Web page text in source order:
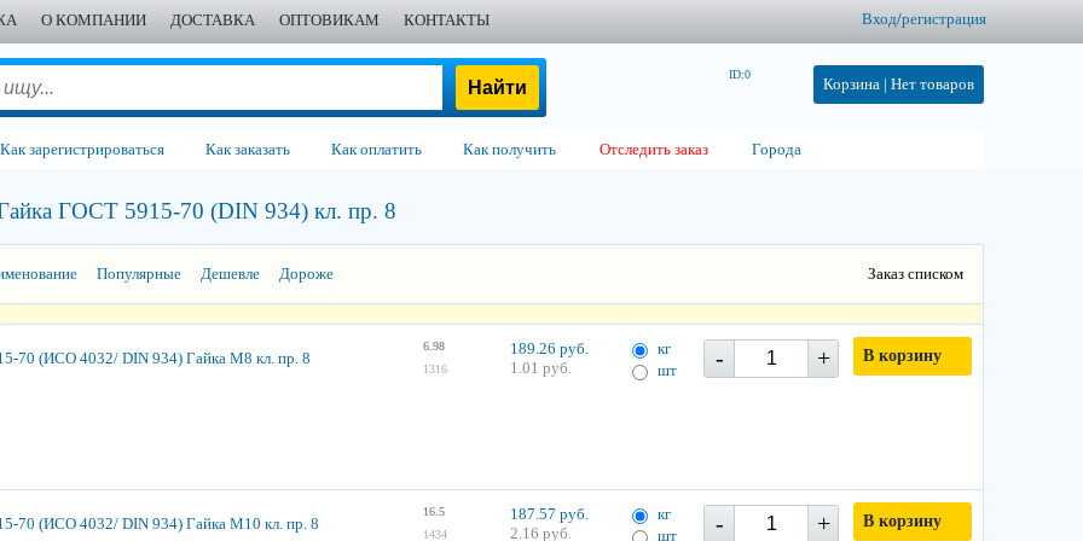
О КОМПАНИИ ДОСТАВКА ОПТОВИКАМ КОНТАКТЫ Вход/регистрация
Корзина | Нет товаров
ID:0
Как зарегистрироваться Как заказать Как оплатить Как получить Отследить заказ Города
ГОСТ 5915-70 (DIN 934) кл. пр. 8
Популярные Дешевле Дороже Заказ списком
70 (ИСО 4032/ DIN 934) Гайка М8 кл. пр. 8
6.98
1316
189.26 руб.
1.01 руб.
кг
шт
- + В корзину
70 (ИСО 4032/ DIN 934) Гайка М10 кл. пр. 8
16.5
1434
187.57 руб.
2.16 руб.
кг
шт
- + В корзину